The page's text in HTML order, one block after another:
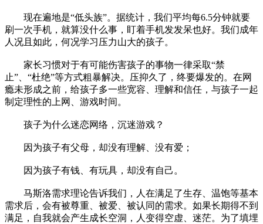
现在遍地是“低头族”。据统计，我们平均每6.5分钟就要
刷一次手机，就算没什么事，盯着手机发发呆也好。我们成年
人况且如此，何况学习压力山大的孩子。
家长习惯对于有可能伤害孩子的事物一律采取“禁
止”、“杜绝”等方式粗暴解决。压抑久了，终要爆发的。在网
瘾未形成之前，给孩子多一些宽容、理解和信任，与孩子一起
制定理性的上网、游戏时间。
孩子为什么迷恋网络，沉迷游戏？
因为孩子有父母，却没有理解、没有爱；
因为孩子有钱、有玩具，却没有自己。
马斯洛需求理论告诉我们，人在满足了生存、温饱等基本
需求后，会有被尊重、被爱、被认同的需求。如果长期得不到
满足，自我就会产生成长空洞，人变得空虚、迷茫。为了填埋